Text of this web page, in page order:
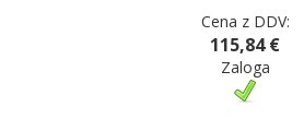
Cena z DDV:
115,84 €
Zaloga